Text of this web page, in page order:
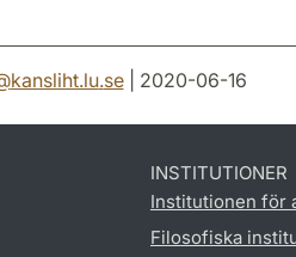
kansliht.lu.se| 2020-06-16
INSTITUTIONER
Institutionen för
Filosofiska